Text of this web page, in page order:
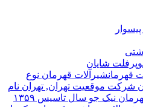
شایان
قهرمانشیرآلات قهرمان نوع
شرکت موقعیت تهران, تهران نام
مدیر قهرمان نیک جو سال تاسیس ۱۳۵۹